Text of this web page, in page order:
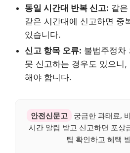
동일 시간대 반복 신고: 같
같은 시간대에 신고하면 중
있습니다.
신고 항목 오류: 불법주정차
못 신고하는 경우도 있으니
해야 합니다.
안전신문고
궁금한 과태료,
시간 알림 받고 신고하면 포상
팁 확인하고 혜택